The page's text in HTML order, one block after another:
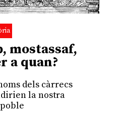
mostassaf,
a quan?
dels càrrecs
la nostra